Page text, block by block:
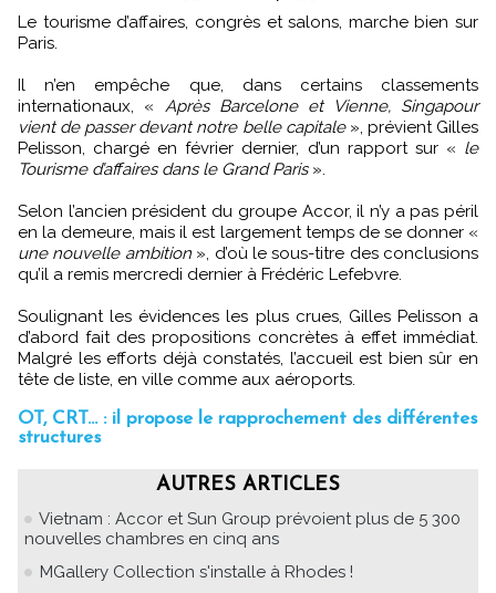
Le tourisme d’affaires, congrès et salons, marche bien sur
Paris.
Il n’en empêche que, dans certains classements
internationaux, « Après Barcelone et Vienne, Singapour
vient de passer devant notre belle capitale», prévient Gilles
Pelisson, chargé en février dernier, d’un rapport sur « le
Tourisme d’affaires dans le Grand Paris».
Selon l’ancien président du groupe Accor, il n’y a pas péril
en la demeure, mais il est largement temps de se donner «
une nouvelle ambition», d’où le sous-titre des conclusions
qu’il a remis mercredi dernier à Frédéric Lefebvre.
Soulignant les évidences les plus crues, Gilles Pelisson a
d’abord fait des propositions concrètes à effet immédiat.
Malgré les efforts déjà constatés, l’accueil est bien sûr en
tête de liste, en ville comme aux aéroports.
OT, CRT... : il propose le rapprochement des différentes
structures
AUTRES ARTICLES
Vietnam : Accor et Sun Group prévoient plus de 5 300
nouvelles chambres en cinq ans
MGallery Collection s'installe à Rhodes !